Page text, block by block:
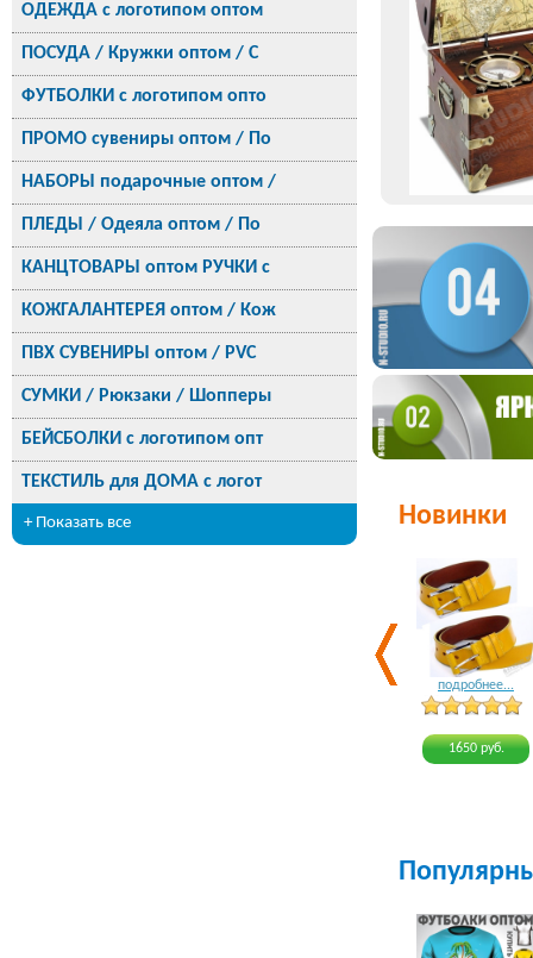
ОДЕЖДА с логотипом оптом
ПОСУДА / Кружки оптом / С
ФУТБОЛКИ с логотипом опто
ПРОМО сувениры оптом / По
НАБОРЫ подарочные оптом /
ПЛЕДЫ / Одеяла оптом / По
КАНЦТОВАРЫ оптом РУЧКИ с
КОЖГАЛАНТЕРЕЯ оптом / Кож
ПВХ СУВЕНИРЫ оптом / PVC
СУМКИ / Рюкзаки / Шопперы
БЕЙСБОЛКИ с логотипом опт
ТЕКСТИЛЬ для ДОМА с логот
+ Показать все Новинки
подробнее...
1650 руб.